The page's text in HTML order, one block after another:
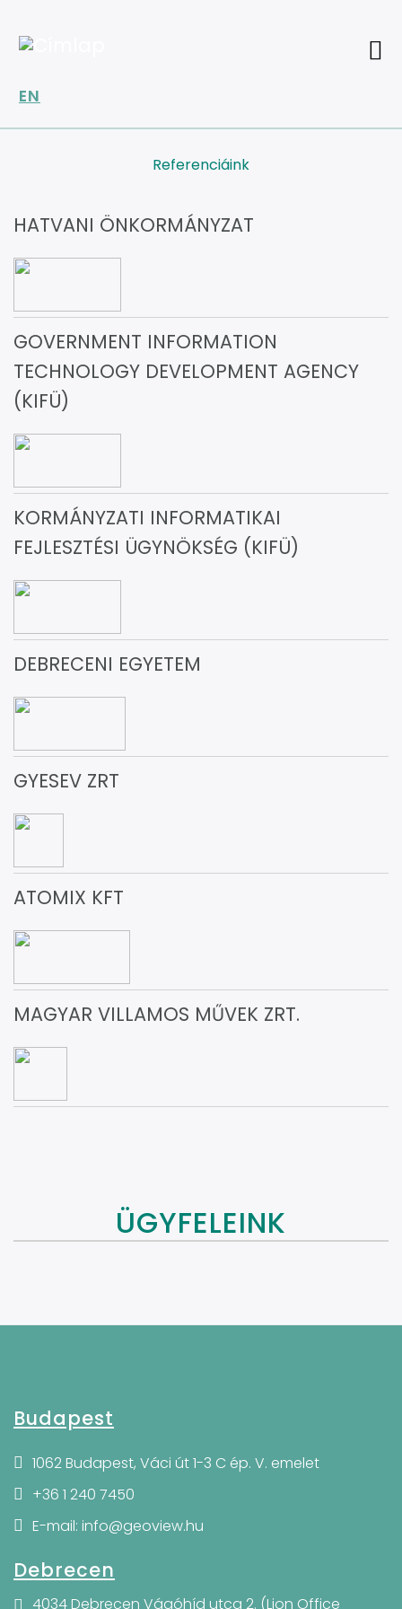
tartalomra
EN
Referenciáink
HATVANI ÖNKORMÁNYZAT
GOVERNMENT INFORMATION
TECHNOLOGY DEVELOPMENT AGENCY
(KIFÜ)
KORMÁNYZATI INFORMATIKAI
FEJLESZTÉSI ÜGYNÖKSÉG (KIFÜ)
DEBRECENI EGYETEM
GYESEV ZRT
ATOMIX KFT
MAGYAR VILLAMOS MŰVEK ZRT.
ÜGYFELEINK
Budapest
1062 Budapest, Váci út 1-3 C ép. V. emelet
+36 1 240 7450
E-mail: info@geoview.hu
Debrecen
4034 Debrecen Vágóhíd utca 2. (Lion Office